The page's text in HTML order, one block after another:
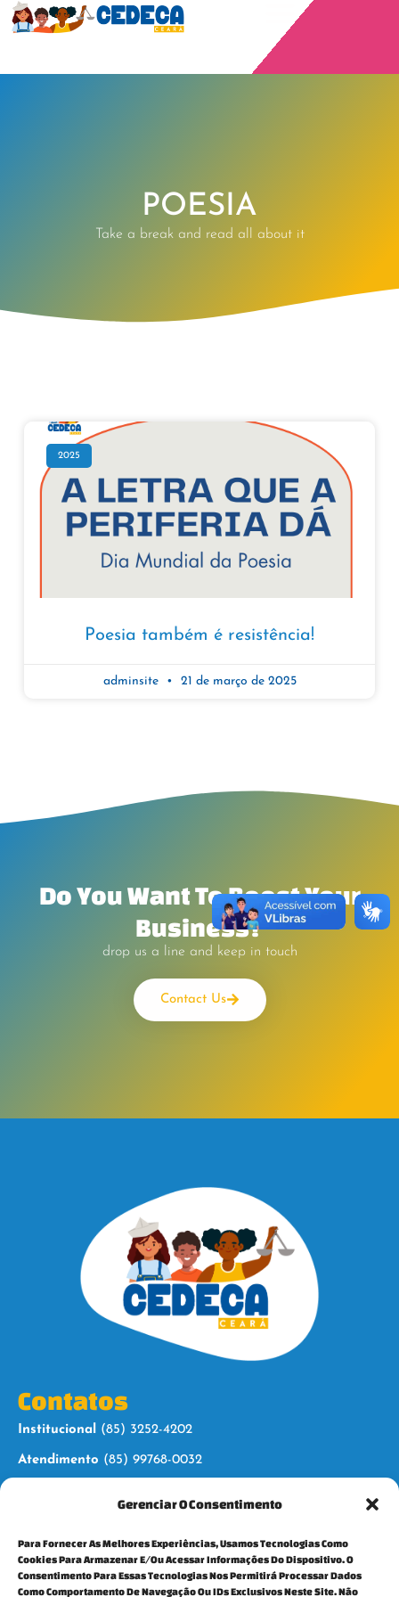
Gerenciar O Consentimento
Para Fornecer As Melhores Experiências, Usamos Tecnologias Como
Cookies Para Armazenar E/ou Acessar Informações Do Dispositivo. O
Consentimento Para Essas Tecnologias Nos Permitirá Processar Dados
Como Comportamento De Navegação Ou IDs Exclusivos Neste Site. Não
POESIA
Take a break and read all about it
2025
Poesia também é resistência!
adminsite 21 de março de 2025
Do You Want To Boost Your
Business?
drop us a line and keep in touch
Contact Us
Contatos
Institucional (85) 3252-4202
Atendimento (85) 99768-0032
Siga-nos